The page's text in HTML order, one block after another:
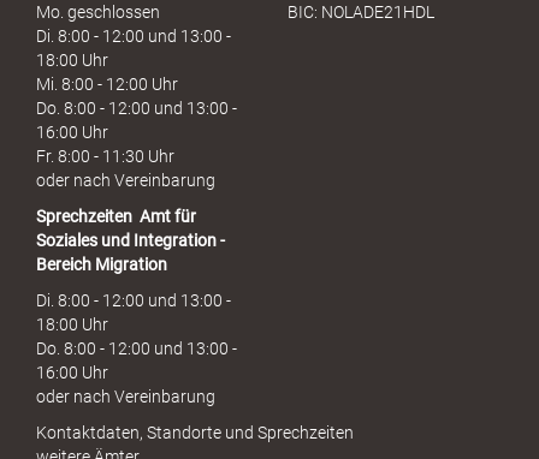
Mo. geschlossen
Di. 8:00 - 12:00 und 13:00 -
18:00 Uhr
Mi. 8:00 - 12:00 Uhr
Do. 8:00 - 12:00 und 13:00 -
16:00 Uhr
Fr. 8:00 - 11:30 Uhr
oder nach Vereinbarung
Sprechzeiten Amt für
Soziales und Integration -
Bereich Migration
Di. 8:00 - 12:00 und 13:00 -
18:00 Uhr
Do. 8:00 - 12:00 und 13:00 -
16:00 Uhr
oder nach Vereinbarung
BIC: NOLADE21HDL
Kontaktdaten, Standorte und Sprechzeiten